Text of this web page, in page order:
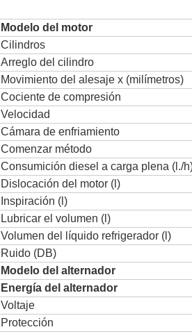
Modelo del motor
Cilindros
Arreglo del cilindro
Movimiento del alesaje x (milímetros)
Cociente de compresión
Velocidad
Cámara de enfriamiento
Comenzar método
Consumición diesel a carga plena (l./
Dislocación del motor (l)
Inspiración (l)
Lubricar el volumen (l)
Volumen del líquido refrigerador (l)
Ruido (DB)
Modelo del alternador
Energía del alternador
Voltaje
Protección